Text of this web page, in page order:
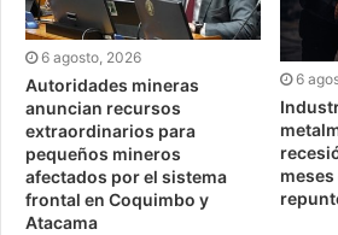
6 agosto, 2026
Autoridades mineras
anuncian recursos
extraordinarios para
pequeños mineros
afectados por el sistema
frontal en Coquimbo y
Atacama
6
meses